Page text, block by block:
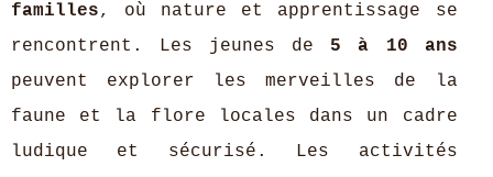
familles, où nature et apprentissage se
rencontrent. Les jeunes de 5 à 10 ans
peuvent explorer les merveilles de la
faune et la flore locales dans un cadre
ludique et sécurisé. Les activités